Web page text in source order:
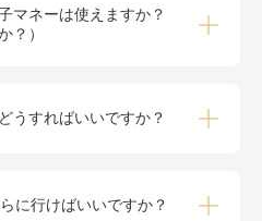
マネーは使えますか？
？）
うすればいいですか？
に行けばいいですか？